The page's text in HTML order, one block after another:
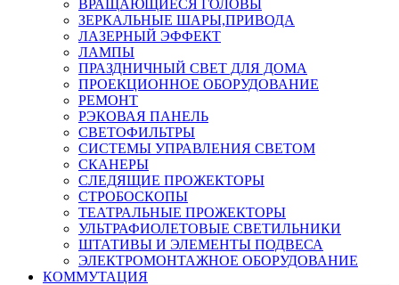
ВРАЩАЮЩИЕСЯ ГОЛОВЫ
ЗЕРКАЛЬНЫЕ ШАРЫ,ПРИВОДА
ЛАЗЕРНЫЙ ЭФФЕКТ
ЛАМПЫ
ПРАЗДНИЧНЫЙ СВЕТ ДЛЯ ДОМА
ПРОЕКЦИОННОЕ ОБОРУДОВАНИЕ
РЕМОНТ
РЭКОВАЯ ПАНЕЛЬ
СВЕТОФИЛЬТРЫ
СИСТЕМЫ УПРАВЛЕНИЯ СВЕТОМ
СКАНЕРЫ
СЛЕДЯЩИЕ ПРОЖЕКТОРЫ
СТРОБОСКОПЫ
ТЕАТРАЛЬНЫЕ ПРОЖЕКТОРЫ
УЛЬТРАФИОЛЕТОВЫЕ СВЕТИЛЬНИКИ
ШТАТИВЫ И ЭЛЕМЕНТЫ ПОДВЕСА
ЭЛЕКТРОМОНТАЖНОЕ ОБОРУДОВАНИЕ
КОММУТАЦИЯ